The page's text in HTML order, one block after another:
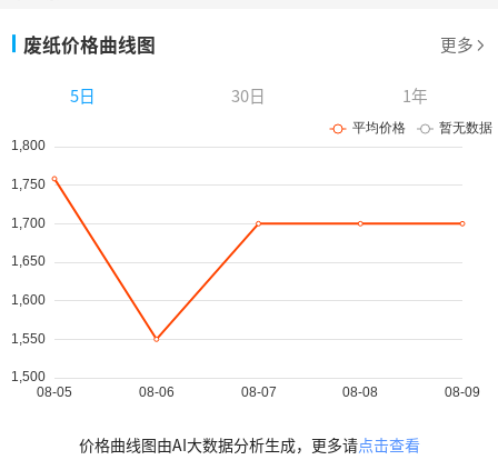
废纸价格曲线图 更多
5日 30日 1年
价格曲线图由AI大数据分析生成，更多请点击查看